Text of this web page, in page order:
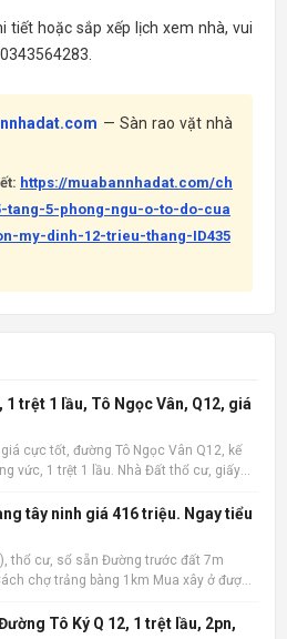
tiết hoặc sắp xếp lịch xem nhà, vui
— Sàn rao vặt nhà
https://muabannhadat.com/ch
tang-5-phong-ngu-o-to-do-cua
my-dinh-12-trieu-thang-ID435
trệt 1 lầu, Tô Ngọc Vân, Q12, giá
cực tốt, đường Tô Ngọc Vân Q12, kế
vức, 1 trệt 1 lầu. Nhà Đất thổ cư, giấy
chỉ 1.1
tây ninh giá 416 triệu. Ngay tiểu
thổ cư, sổ sẵn Đường trước đất 7m
chợ trảng bàng 1km Mua xây ở được
tín 🔗 Tin gốc + ảnh chi
Tô Ký Q 12, 1 trệt lầu, 2pn,